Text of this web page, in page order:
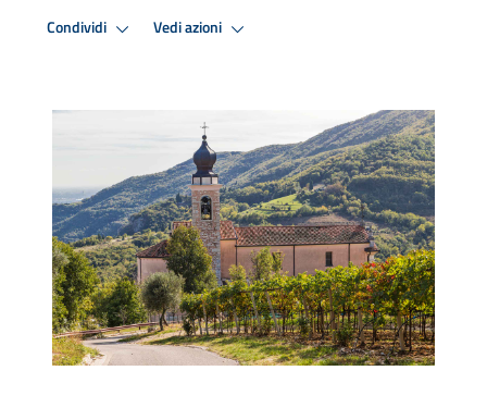
Condividi Vedi azioni